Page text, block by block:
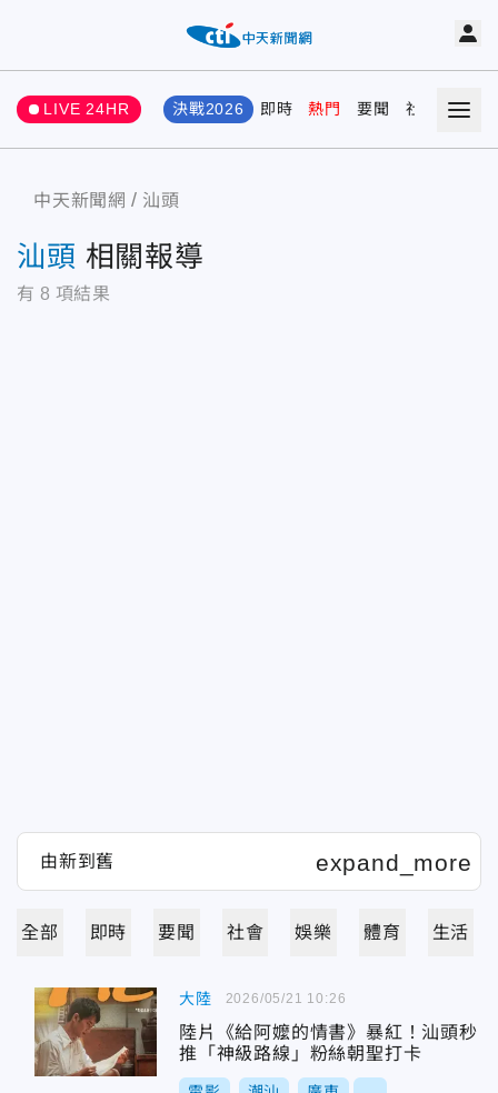
LIVE 24HR 決戰2026 即時 熱門 要聞 社會 娛樂
中天新聞網 汕頭
汕頭 相關報導
有 8 項結果
全部 即時 要聞 社會 娛樂 體育 生活
大陸
陸片《給阿嬤的情書》暴紅！汕頭秒
推「神級路線」粉絲朝聖打卡
2026/05/21 10:26